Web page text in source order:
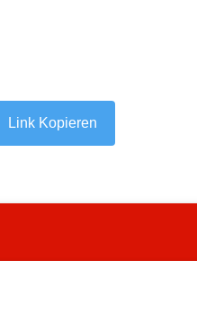
Link Kopieren